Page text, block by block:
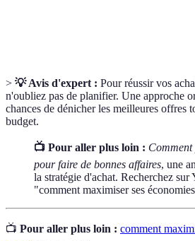
> 💡 Avis d'expert : Pour réussir vos
n'oubliez pas de planifier. Une approche
chances de dénicher les meilleures offres
budget.
📺 Pour aller plus loin : Comment
pour faire de bonnes affaires, une
la stratégie d'achat. Recherchez sur
"comment maximiser ses
📺 Pour aller plus loin : comment